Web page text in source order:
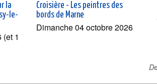
la
le-
1
Croisière - Les peintres des
bords de Marne
Dimanche 04 octobre 2026